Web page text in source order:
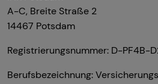
A-C, Breite Straße 2
14467 Potsdam
Registrierungsnummer: D-PF4B-
Berufsbezeichnung: